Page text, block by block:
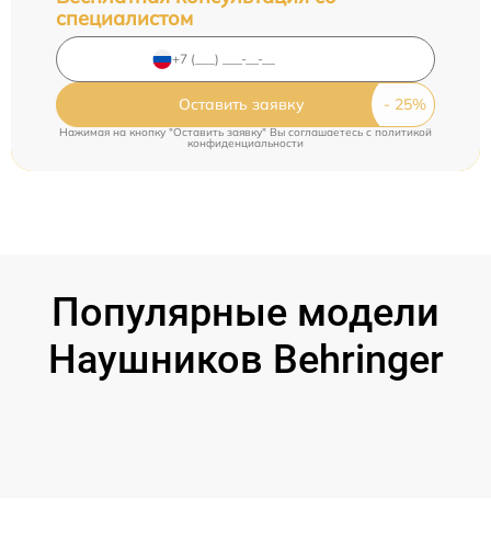
специалистом
Оставить заявку
Нажимая на кнопку "Оставить заявку" Вы соглашаетесь cполитикой
конфиденциальности
Популярные модели
Наушников Behringer